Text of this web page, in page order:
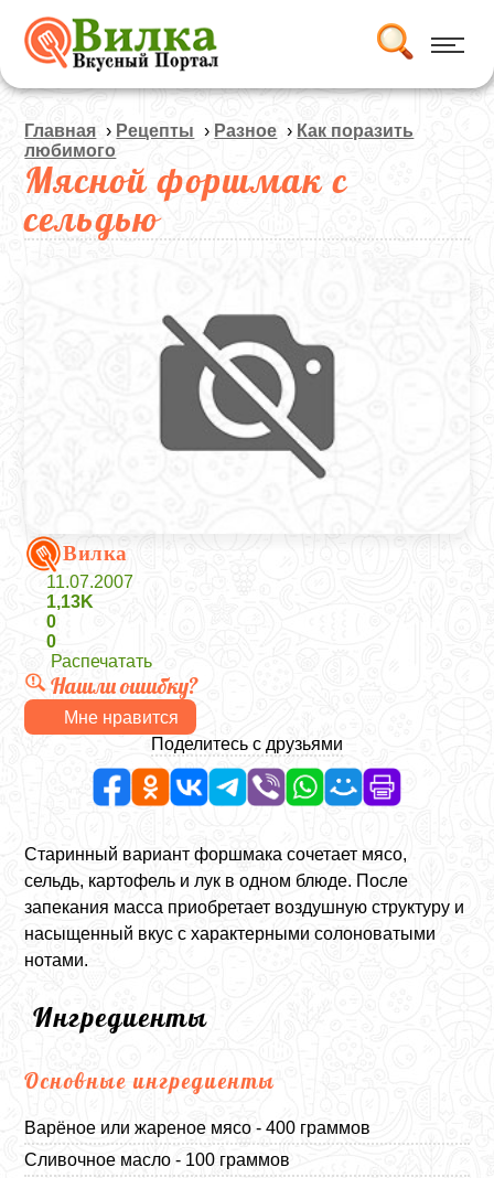
Главная › Рецепты › Разное › Как поразить
любимого
Мясной форшмак с
сельдью
Вилка
11.07.2007
1,13K
0
0
Распечатать
Нашли ошибку?
Мне нравится
Поделитесь с друзьями
Старинный вариант форшмака сочетает мясо,
сельдь, картофель и лук в одном блюде. После
запекания масса приобретает воздушную структуру и
насыщенный вкус с характерными солоноватыми
нотами.
Ингредиенты
Основные ингредиенты
Варёное или жареное мясо - 400 граммов
Сливочное масло - 100 граммов